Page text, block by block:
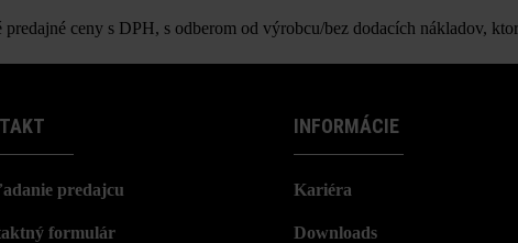
ceny s DPH, s odberom od výrobcu/bez dodacích nákladov,
predajcu
formulár
INFORMÁCIE
Kariéra
Downloads